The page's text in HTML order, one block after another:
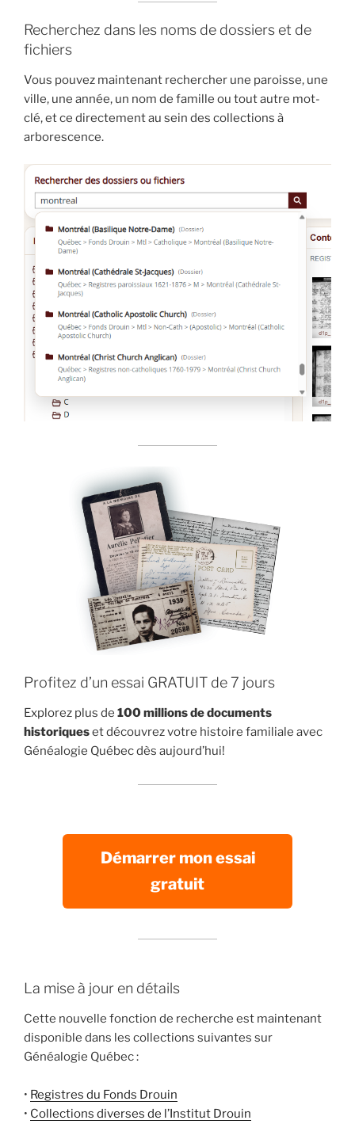
Recherchez dans les noms de dossiers et de
fichiers
Vous pouvez maintenant rechercher une paroisse, une
ville, une année, un nom de famille ou tout autre mot-
clé, et ce directement au sein des collections à
arborescence.
Profitez d’un essai GRATUIT de 7 jours
Explorez plus de 100 millions de documents
historiqueset découvrez votre histoire familiale avec
Généalogie Québec dès aujourd’hui!
Démarrer mon essai
gratuit
La mise à jour en détails
Cette nouvelle fonction de recherche est maintenant
disponible dans les collections suivantes sur
Généalogie Québec :
• Registres du Fonds Drouin
• Collections diverses de l’Institut Drouin